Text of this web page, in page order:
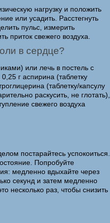
нагрузку и положить
или усадить. Расстегнуть
пульс, измерить
приток свежего воздуха.
в сердце?
или лечь в постель с
г аспирина (таблетку
(таблетку/капсулу
раскусить, не глотать),
свежего воздуха
постарайтесь успокоиться.
Попробуйте
медленно вдыхайте через
секунд и затем медленно
несколько раз, чтобы снизить